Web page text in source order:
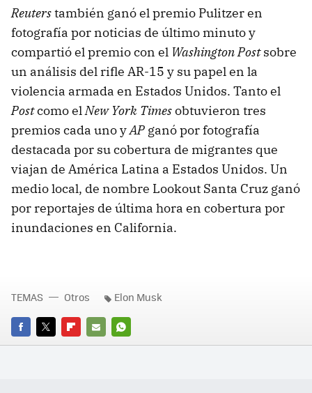
Reuterstambién ganó el premio Pulitzer en
fotografía por noticias de último minuto y
compartió el premio con el Washington Postsobre
un análisis del rifle AR-15 y su papel en la
violencia armada en Estados Unidos. Tanto el
Postcomo elNew York Timesobtuvieron tres
premios cada uno yAP ganó por fotografía
destacada por su cobertura de migrantes que
viajan de América Latina a Estados Unidos. Un
medio local, de nombre Lookout Santa Cruz ganó
por reportajes de última hora en cobertura por
inundaciones en California.
FACEBOOK
TWITTERFLIPBOARD
E-
WHATSAPP
TEMAS Otros Elon Musk